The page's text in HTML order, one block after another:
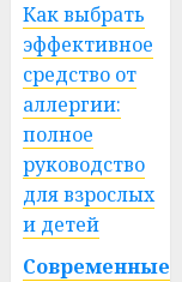
Как выбрать
эффективное
средство от
аллергии:
полное
руководство
для взрослых
и детей
Современные